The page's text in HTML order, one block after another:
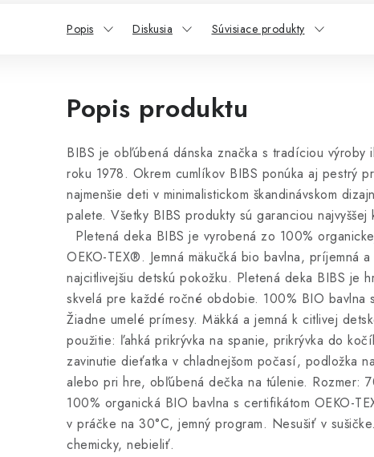
Popis Diskusia Súvisiace produkty
Popis produktu
BIBS je obľúbená dánska značka s tradíciou výroby
roku 1978. Okrem cumlíkov BIBS ponúka aj pestrý
najmenšie deti v minimalistickom škandinávskom
palete. Všetky BIBS produkty sú garanciou najvyššej
Pletená deka BIBS je vyrobená zo 100%
OEKO-TEX®. Jemná mäkučká bio bavlna, príjemná
najcitlivejšiu detskú pokožku. Pletená deka BIBS je
skvelá pre každé ročné obdobie. 100% BIO bavlna
Žiadne umelé prímesy. Mäkká a jemná k citlivej
použitie: ľahká prikrývka na spanie, prikrývka do
zavinutie dieťatka v chladnejšom počasí, podložka
alebo pri hre, obľúbená dečka na túlenie. Rozmer:
100% organická BIO bavlna s certifikátom OEKO-
v práčke na 30°C, jemný program. Nesušiť v
chemicky, nebieliť.